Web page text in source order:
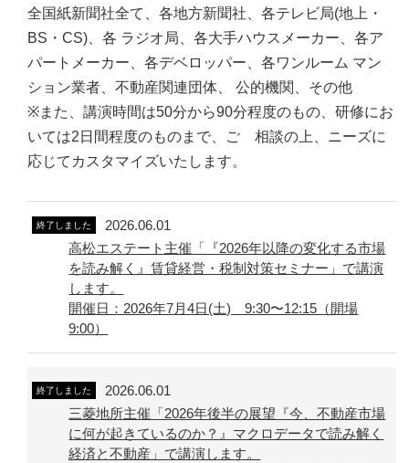
全国紙新聞社全て、各地方新聞社、各テレビ局(地上・
BS・CS)、各 ラジオ局、各大手ハウスメーカー、各ア
パートメーカー、各デベロッパー、各ワンルーム マン
ション業者、不動産関連団体、 公的機関、その他
※また、講演時間は50分から90分程度のもの、研修にお
いては2日間程度のものまで、ご゙相談の上、ニーズに
応じてカスタマイズいたします。
終了しました
2026.06.01
高松エステート主催「『2026年以降の変化する市場
を読み解く』賃貸経営・税制対策セミナー」で講演
します。
開催日：2026年7月4日(土) 9:30〜12:15（開場
9:00）
終了しました
2026.06.01
三菱地所主催「2026年後半の展望『今、不動産市場
に何が起きているのか？』マクロデータで読み解く
経済と不動産」で講演します。